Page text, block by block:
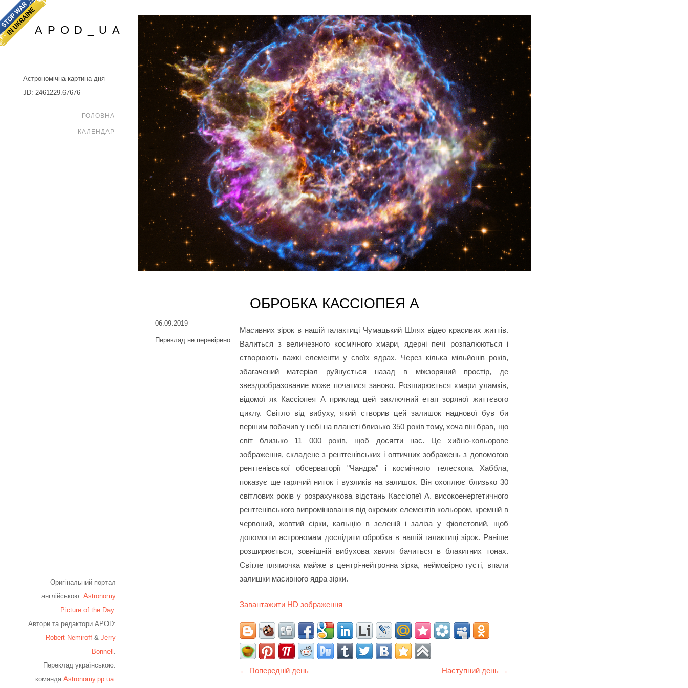
APOD_UA
Астрономічна картина дня
JD: 2461229.67676
ГОЛОВНА
КАЛЕНДАР
Оригінальний портал
англійською:Astronomy
Picture of the Day.
Автори та редактори APOD:
Robert Nemiroff &Jerry
Bonnell
Переклад українською:
командаAstronomy.pp.ua
06.09.2019
Переклад не перевірено
ОБРОБКА КАССІОПЕЯ А
Масивних зірок в нашій галактиці Чумацький Шлях відео красивих життів.
Валиться з величезного космічного хмари, ядерні печі розпалюються і
створюють важкі елементи у своїх ядрах. Через кілька мільйонів років,
збагачений матеріал руйнується назад в міжзоряний простір, де
звездообразование може початися заново. Розширюється хмари уламків,
відомої як Кассіопея А приклад цей заключний етап зоряної життєвого
циклу. Світло від вибуху, який створив цей залишок наднової був би
першим побачив у небі на планеті близько 350 років тому, хоча він брав, що
світ близько 11 000 років, щоб досягти нас. Це хибно-кольорове
зображення, складене з рентгенівських і оптичних зображень з допомогою
рентгенівської обсерваторії "Чандра" і космічного телескопа Хаббла,
показує ще гарячий ниток і вузликів на залишок. Він охоплює близько 30
світлових років у розрахункова відстань Кассіопеї А. високоенергетичного
рентгенівського випромінювання від окремих елементів кольором, кремній в
червоний, жовтий сірки, кальцію в зеленій і заліза у фіолетовий, щоб
допомогти астрономам дослідити обробка в нашій галактиці зірок. Раніше
розширюється, зовнішній вибухова хвиля бачиться в блакитних тонах.
Світле плямочка майже в центрі-нейтронна зірка, неймовірно густі, впали
залишки масивного ядра зірки.
Завантажити HD зображення
← Попередній день Наступний день →